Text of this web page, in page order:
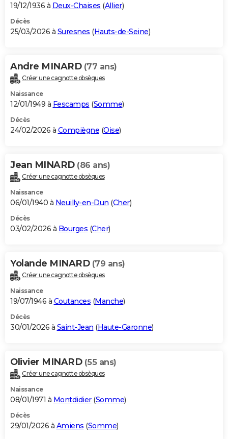
19/12/1936 à Deux-Chaises (Allier)
Décès
25/03/2026 à Suresnes (Hauts-de-Seine)
Andre MINARD (77 ans)
Créer une cagnotte obsèques
Naissance
12/01/1949 à Fescamps (Somme)
Décès
24/02/2026 à Compiègne (Oise)
Jean MINARD (86 ans)
Créer une cagnotte obsèques
Naissance
06/01/1940 à Neuilly-en-Dun (Cher)
Décès
03/02/2026 à Bourges (Cher)
Yolande MINARD (79 ans)
Créer une cagnotte obsèques
Naissance
19/07/1946 à Coutances (Manche)
Décès
30/01/2026 à Saint-Jean (Haute-Garonne)
Olivier MINARD (55 ans)
Créer une cagnotte obsèques
Naissance
08/01/1971 à Montdidier(Somme)
Décès
29/01/2026 à Amiens (Somme)